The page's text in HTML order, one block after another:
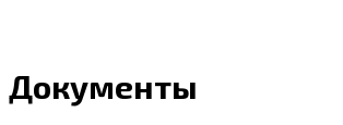
Документы